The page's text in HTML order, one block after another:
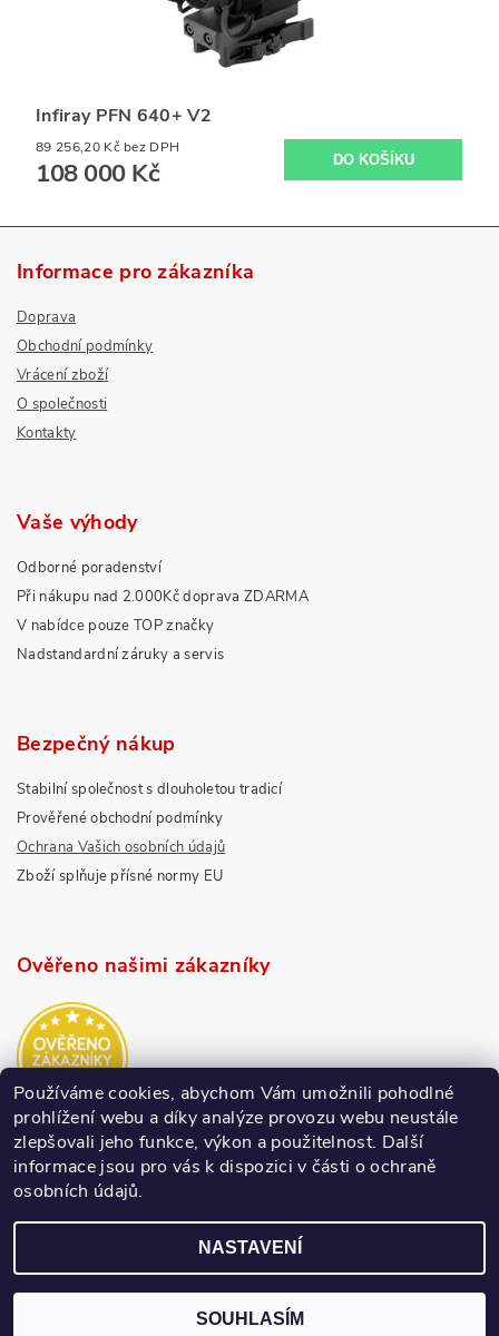
Infiray PFN 640+ V2
89 256,20 Kč bez DPH
108 000 Kč
Informace pro zákazníka
Doprava
Obchodní podmínky
Vrácení zboží
O společnosti
Kontakty
Vaše výhody
Odborné poradenství
Při nákupu nad 2.000Kč doprava ZDARMA
V nabídce pouze TOP značky
Nadstandardní záruky a servis
Bezpečný nákup
Stabilní společnost s dlouholetou tradicí
Prověřené obchodní podmínky
Ochrana Vašich osobních údajů
Zboží splňuje přísné normy EU
Ověřeno našimi zákazníky
Používáme cookies, abychom Vám umožnili pohodlné
prohlížení webu a díky analýze provozu webu neustále
zlepšovali jeho funkce, výkon a použitelnost. Další
informace jsou pro vás k dispozici v části o ochraně
osobních údajů.
NASTAVENÍ
SOUHLASÍM